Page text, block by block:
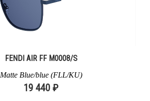
FENDI AIR FF M0008/S
Matte Blue/blue (FLL/KU)
19 440 ₽